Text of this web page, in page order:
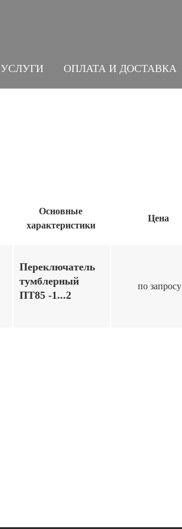
УСЛУГИ ОПЛАТА И ДОСТАВКА
Основные
характеристики
Цена
Переключатель
тумблерный
ПТ85 -1...2
по запросу